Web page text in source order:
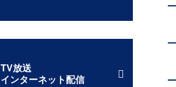
TV放送
インターネット配信